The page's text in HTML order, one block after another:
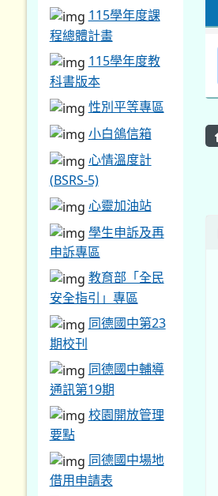
115學年度課
程總體計畫
115學年度教
科書版本
性別平等專區
小白鴿信箱
心情溫度計
(BSRS-5)
心靈加油站
學生申訴及再
申訴專區
教育部「全民
安全指引」專區
同德國中第23
期校刊
同德國中輔導
通訊第19期
校園開放管理
要點
同德國中場地
借用申請表